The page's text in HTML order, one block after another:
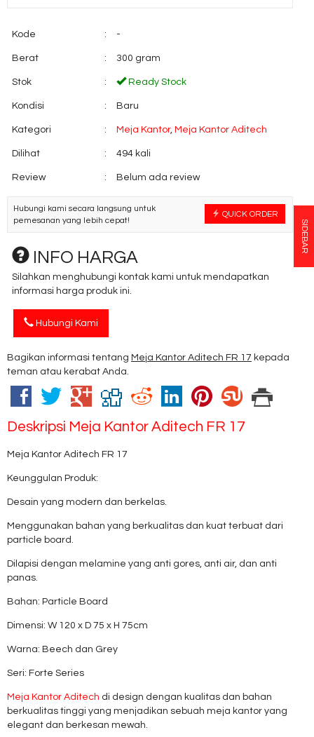
Kode : -
Berat : 300 gram
Stok : Ready Stock
Kondisi : Baru
Kategori : Meja Kantor, Meja Kantor Aditech
Dilihat : 494 kali
Review : Belum ada review
QUICK ORDER
Hubungi kami secara langsung untuk
pemesanan yang lebih cepat!
INFO HARGA
Silahkan menghubungi kontak kami untuk mendapatkan
informasi harga produk ini.
Hubungi Kami
Bagikan informasi tentang Meja Kantor Aditech FR 17 kepada
teman atau kerabat Anda.
Deskripsi Meja Kantor Aditech FR 17
Meja Kantor Aditech FR 17
Keunggulan Produk:
Desain yang modern dan berkelas.
Menggunakan bahan yang berkualitas dan kuat terbuat dari
particle board.
Dilapisi dengan melamine yang anti gores, anti air, dan anti
panas.
Bahan: Particle Board
Dimensi: W 120 x D 75 x H 75cm
Warna: Beech dan Grey
Seri: Forte Series
Meja Kantor Aditech di design dengan kualitas dan bahan
berkualitas tinggi yang menjadikan sebuah meja kantor yang
elegant dan berkesan mewah.
SIDEBAR